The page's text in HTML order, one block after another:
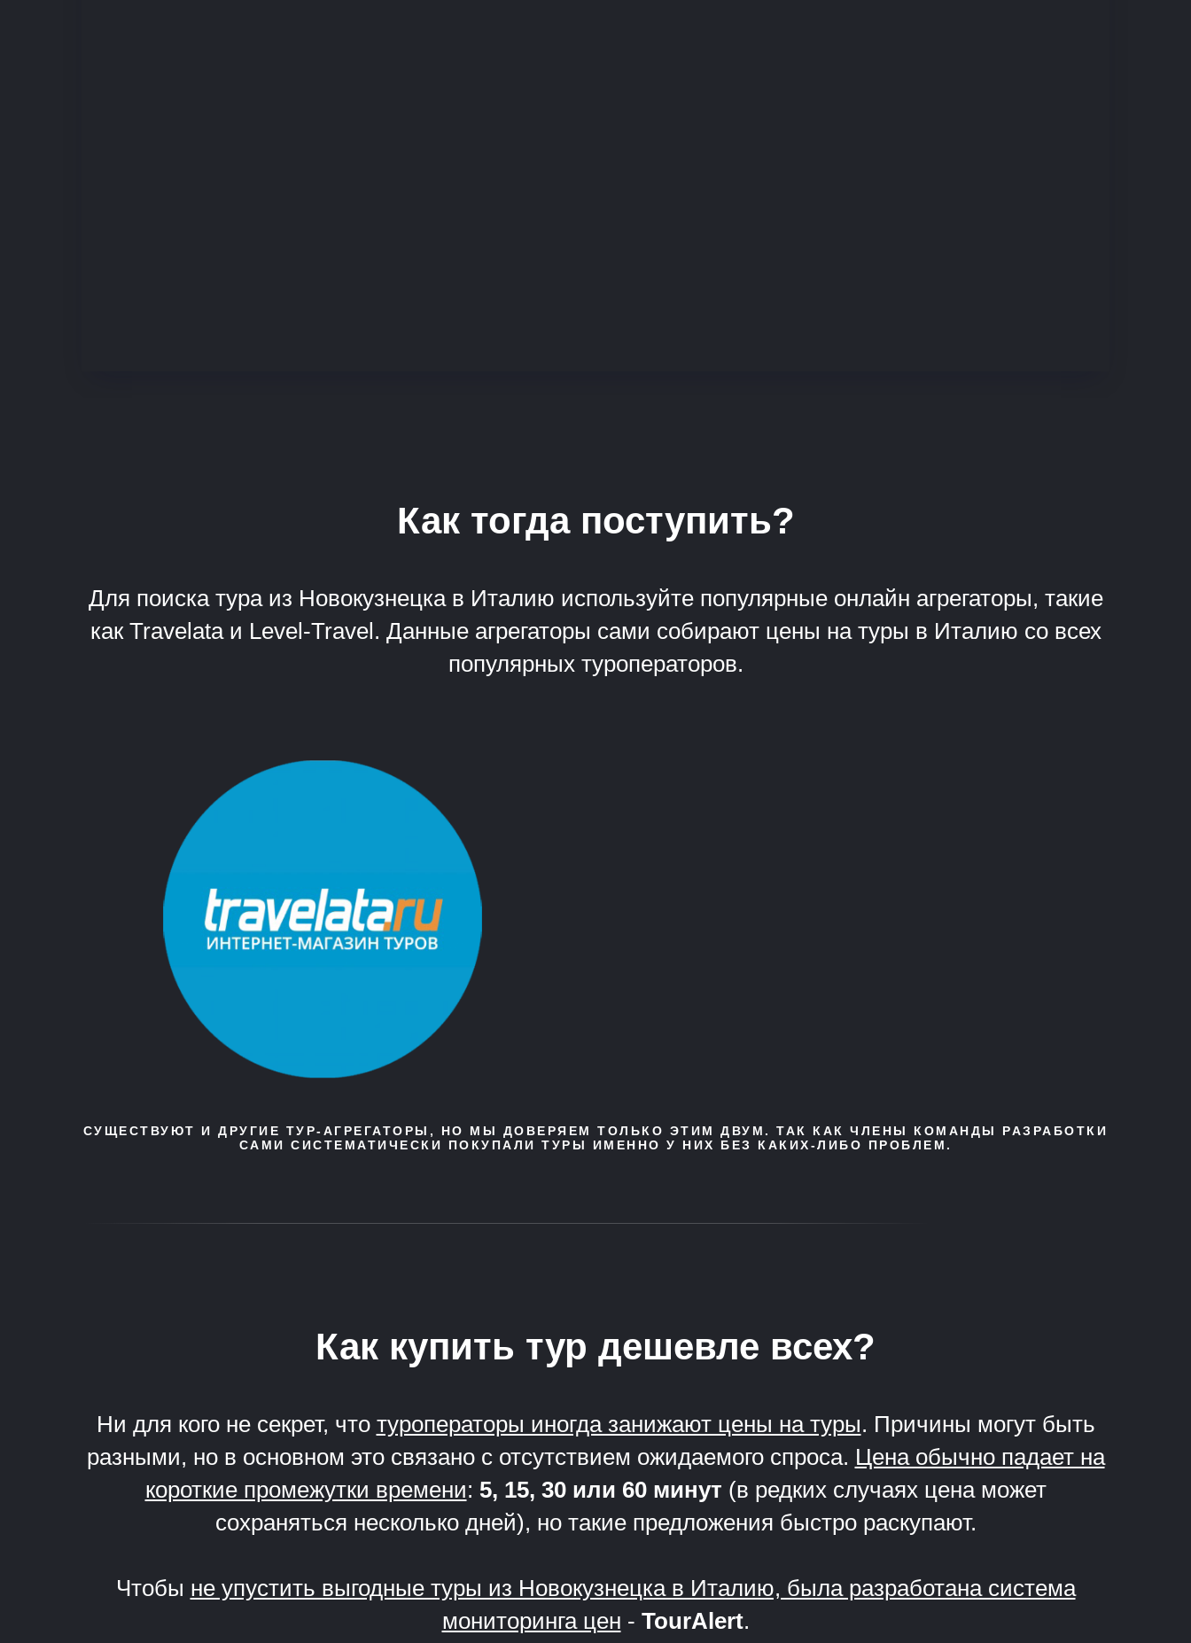
Как тогда поступить?
Для поиска тура из Новокузнецка в Италию используйте популярные онлайн агрегаторы, такие
как Travelata и Level-Travel. Данные агрегаторы сами собирают цены на туры в Италию со всех
популярных туроператоров.
СУЩЕСТВУЮТ И ДРУГИЕ ТУР-АГРЕГАТОРЫ, НО МЫ ДОВЕРЯЕМ ТОЛЬКО ЭТИМ ДВУМ. ТАК КАК ЧЛЕНЫ КОМАНДЫ РАЗРАБОТКИ
САМИ СИСТЕМАТИЧЕСКИ ПОКУПАЛИ ТУРЫ ИМЕННО У НИХ БЕЗ КАКИХ-ЛИБО ПРОБЛЕМ.
Как купить тур дешевле всех?
Ни для кого не секрет, что туроператоры иногда занижают цены на туры. Причины могут быть
разными, но в основном это связано с отсутствием ожидаемого спроса. Цена обычно падает на
короткие промежутки времени: 5, 15, 30 или 60 минут (в редких случаях цена может
сохраняться несколько дней), но такие предложения быстро раскупают.
Чтобы не упустить выгодные туры из Новокузнецка в Италию, была разработана система
мониторинга цен - TourAlert.